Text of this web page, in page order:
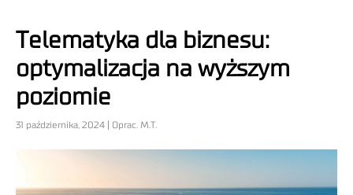
Telematyka dla biznesu:
optymalizacja na wyższym
poziomie
31 października, 2024 | Oprac. M.T.